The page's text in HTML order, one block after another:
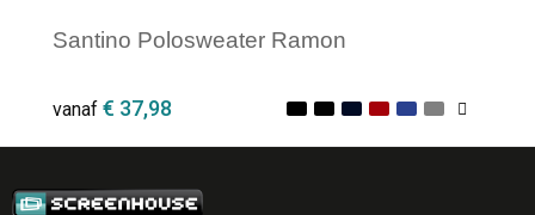
Santino Polosweater Ramon
vanaf € 37,98